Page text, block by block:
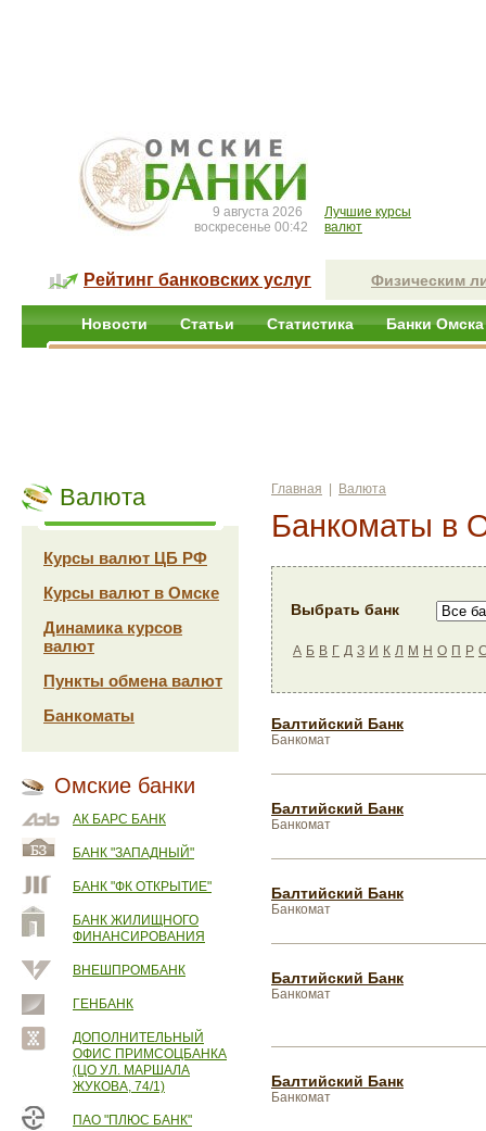
9 августа 2026
воскресенье 00:42
Лучшие курсы
валют
Рейтинг банковских услуг Физическим
Новости Статьи Статистика Банки Омска
Валюта
Курсы валют ЦБ РФ
Курсы валют в Омске
Динамика курсов
валют
Пункты обмена валют
Банкоматы
Омские банки
АК БАРС БАНК
БАНК "ЗАПАДНЫЙ"
БАНК "ФК ОТКРЫТИЕ"
БАНК ЖИЛИЩНОГО
ФИНАНСИРОВАНИЯ
ВНЕШПРОМБАНК
ГЕНБАНК
ДОПОЛНИТЕЛЬНЫЙ
ОФИС ПРИМСОЦБАНКА
(ЦО УЛ. МАРШАЛА
ЖУКОВА, 74/1)
ПАО "ПЛЮС БАНК"
Главная Валюта
Банкоматы в
Выбрать банк
А Б В Г Д З И К Л М Н О П Р
Балтийский Банк
Банкомат
Балтийский Банк
Банкомат
Балтийский Банк
Банкомат
Балтийский Банк
Банкомат
Балтийский Банк
Банкомат